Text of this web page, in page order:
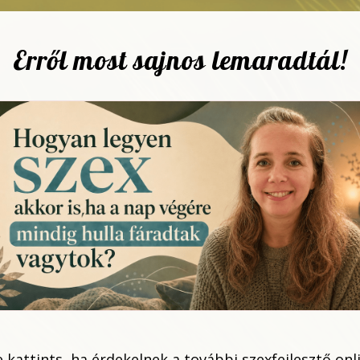
Erről most sajnos lemaradtál!